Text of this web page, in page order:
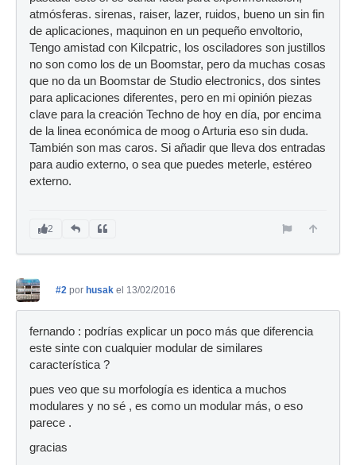
atmósferas. sirenas, raiser, lazer, ruidos, bueno un sin fin
de aplicaciones, maquinon en un pequeño envoltorio,
Tengo amistad con Kilcpatric, los osciladores son justillos
no son como los de un Boomstar, pero da muchas cosas
que no da un Boomstar de Studio electronics, dos sintes
para aplicaciones diferentes, pero en mi opinión piezas
clave para la creación Techno de hoy en día, por encima
de la linea económica de moog o Arturia eso sin duda.
También son mas caros. Si añadir que lleva dos entradas
para audio externo, o sea que puedes meterle, estéreo
externo.
2
#2 por husak el 13/02/2016
fernando : podrías explicar un poco más que diferencia
este sinte con cualquier modular de similares
característica ?
pues veo que su morfología es identica a muchos
modulares y no sé , es como un modular más, o eso
parece .
gracias